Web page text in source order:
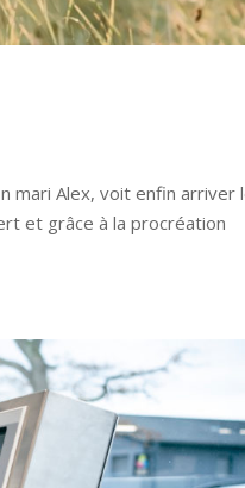
mari Alex, voit enfin arriver
et grâce à la procréation